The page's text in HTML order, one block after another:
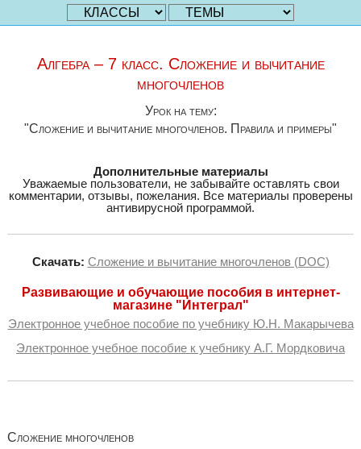
Алгебра – 7 класс. Сложение и вычитание
многочленов
Урок на тему:
"Сложение и вычитание многочленов. Правила и примеры"
Дополнительные материалы
Уважаемые пользователи, не забывайте оставлять свои
комментарии, отзывы, пожелания. Все материалы проверены
антивирусной программой.
Скачать: Сложение и вычитание многочленов (DOC)
Развивающие и обучающие пособия в интернет-
магазине "Интеграл"
Электронное учебное пособие по учебнику Ю.Н. Макарычева
Электронное учебное пособие к учебнику А.Г. Мордковича
Сложение многочленов